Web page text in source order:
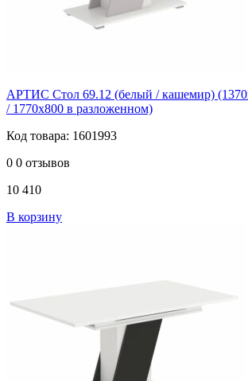
АРТИС Стол 69.12 (белый / кашемир)
/ 1770х800 в разложенном)
Код товара: 1601993
0 0 отзывов
10 410
В корзину